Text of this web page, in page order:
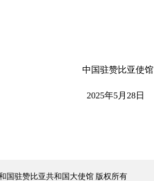
亚使馆
28日
国驻赞比亚共和国大使馆 版权所有